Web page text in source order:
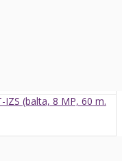
IZS (balta, 8 MP, 60 m.